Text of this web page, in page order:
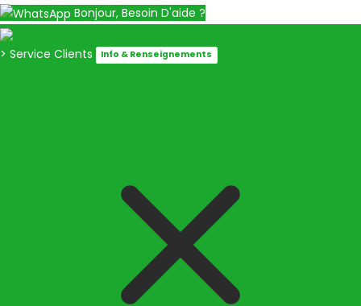
Bonjour, Besoin D'aide ?
> Service Clients Info & Renseignements